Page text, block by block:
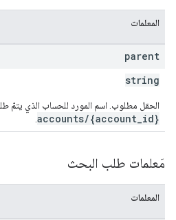
المعلمات
parent
string
الحقل مطلوب. اسم المورد للحساب الذي يتمّ
accounts/{account_id}
مَعلمات طلب البحث
المعلمات